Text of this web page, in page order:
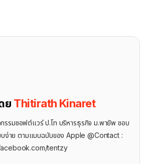
ย Thitirath Kinaret
รรมซอฟต์แวร์ ป.โท บริหารธุรกิจ ม.พายัพ ชอบ
บง่าย ตามแบบฉบับของ Apple @Contact :
tentzy